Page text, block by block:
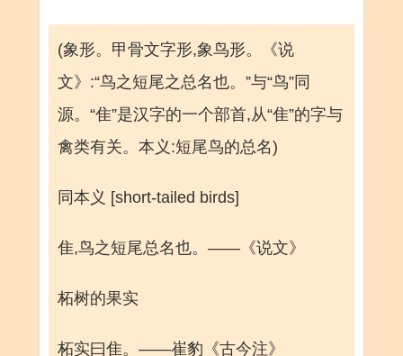
(象形。甲骨文字形,象鸟形。《说
文》:“鸟之短尾之总名也。”与“鸟”同
源。“隹”是汉字的一个部首,从“隹”的字与
禽类有关。本义:短尾鸟的总名)
同本义 [short-tailed birds]
隹,鸟之短尾总名也。——《说文》
柘树的果实
柘实曰隹。——崔豹《古今注》